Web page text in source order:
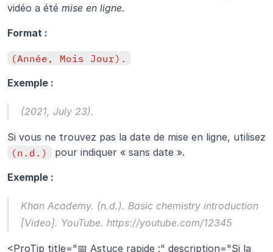
vidéo a été mise en ligne.
Format :
(Année, Mois Jour).
Exemple :
(2021, July 23).
(n.d.)
pour indiquer « sans date ».
Exemple :
Khan Academy. (n.d.). Basic chemistry introduction
[Video]. YouTube. https://youtube.com/12345
<ProTip title="📅 Astuce rapide :" description="Si la